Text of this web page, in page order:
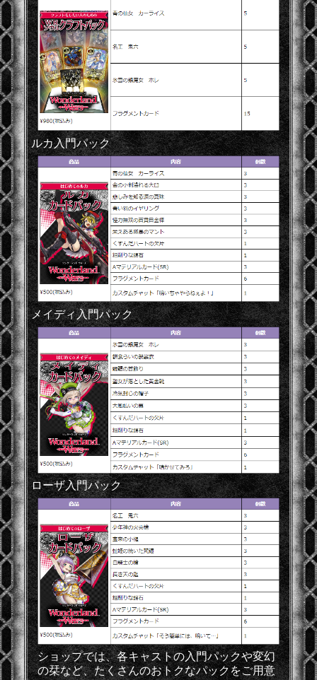
ルカ入門パック
メイディ入門パック
ローザ入門パック
ショップでは、各キャストの入門パックや変幻
の栞など、たくさんのおトクなパックをご用意